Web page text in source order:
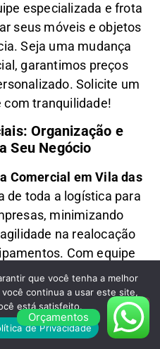
especializada e frota
seus móveis e objetos
. Seja uma mudança
, garantimos preços
. Solicite um
com tranquilidade!
Organização e
Seu Negócio
Comercial emVila das
de toda a logística para
, minimizando
agilidade na realocação
. Com equipe
estratégico, sua
rapidamenteno novo
Transporte
Orçamentos
que você tenha a melhor
continua a usar este site,
está satisfeito.
de Privacidade